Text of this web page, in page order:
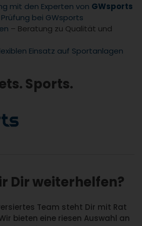
mit den Experten von GWsports
bei GWsports
– Beratung zu Qualität und
Einsatz auf Sportanlagen
Sports.
Dir weiterhelfen?
Team steht Dir mit Rat
bieten eine riesen Auswahl an